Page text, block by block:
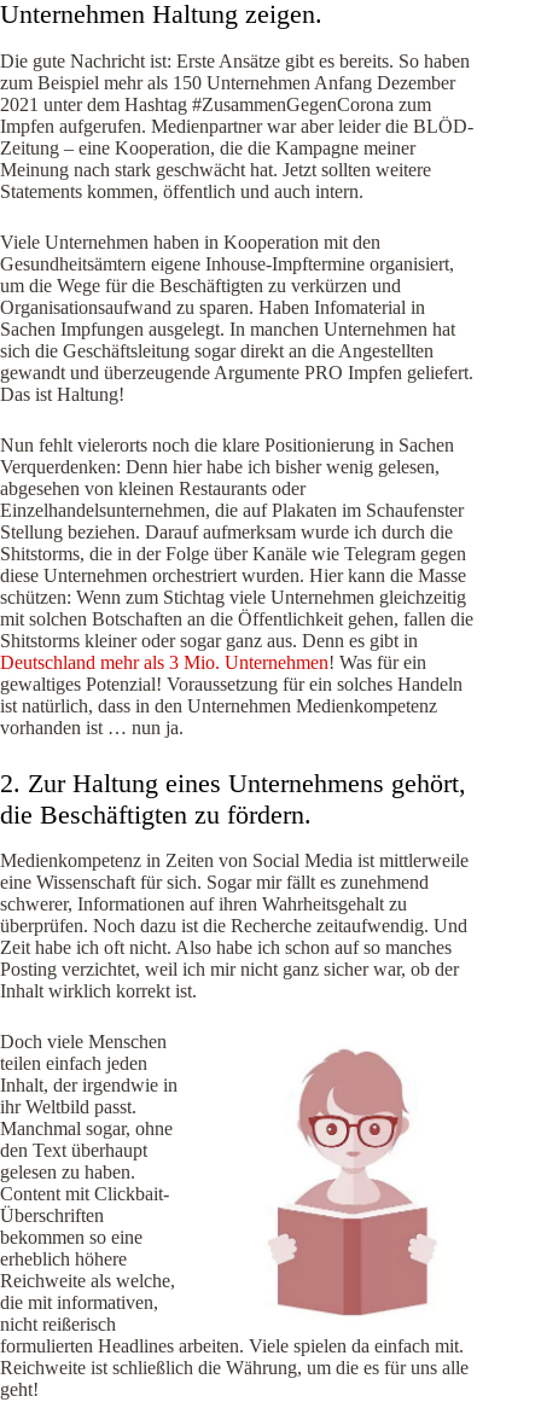
Unternehmen Haltung zeigen.
Die gute Nachricht ist: Erste Ansätze gibt es bereits. So haben
zum Beispiel mehr als 150 Unternehmen Anfang Dezember
2021 unter dem Hashtag #ZusammenGegenCorona zum
Impfen aufgerufen. Medienpartner war aber leider die BLÖD-
Zeitung – eine Kooperation, die die Kampagne meiner
Meinung nach stark geschwächt hat. Jetzt sollten weitere
Statements kommen, öffentlich und auch intern.
Viele Unternehmen haben in Kooperation mit den
Gesundheitsämtern eigene Inhouse-Impftermine organisiert,
um die Wege für die Beschäftigten zu verkürzen und
Organisationsaufwand zu sparen. Haben Infomaterial in
Sachen Impfungen ausgelegt. In manchen Unternehmen hat
sich die Geschäftsleitung sogar direkt an die Angestellten
gewandt und überzeugende Argumente PRO Impfen geliefert.
Das ist Haltung!
Nun fehlt vielerorts noch die klare Positionierung in Sachen
Verquerdenken: Denn hier habe ich bisher wenig gelesen,
abgesehen von kleinen Restaurants oder
Einzelhandelsunternehmen, die auf Plakaten im Schaufenster
Stellung beziehen. Darauf aufmerksam wurde ich durch die
Shitstorms, die in der Folge über Kanäle wie Telegram gegen
diese Unternehmen orchestriert wurden. Hier kann die Masse
schützen: Wenn zum Stichtag viele Unternehmen gleichzeitig
mit solchen Botschaften an die Öffentlichkeit gehen, fallen die
Shitstorms kleiner oder sogar ganz aus. Denn es gibt in
Deutschland mehr als 3 Mio. Unternehmen! Was für ein
gewaltiges Potenzial! Voraussetzung für ein solches Handeln
ist natürlich, dass in den Unternehmen Medienkompetenz
vorhanden ist … nun ja.
2. Zur Haltung eines Unternehmens gehört,
die Beschäftigten zu fördern.
Medienkompetenz in Zeiten von Social Media ist mittlerweile
eine Wissenschaft für sich. Sogar mir fällt es zunehmend
schwerer, Informationen auf ihren Wahrheitsgehalt zu
überprüfen. Noch dazu ist die Recherche zeitaufwendig. Und
Zeit habe ich oft nicht. Also habe ich schon auf so manches
Posting verzichtet, weil ich mir nicht ganz sicher war, ob der
Inhalt wirklich korrekt ist.
Doch viele Menschen
teilen einfach jeden
Inhalt, der irgendwie in
ihr Weltbild passt.
Manchmal sogar, ohne
den Text überhaupt
gelesen zu haben.
Content mit Clickbait-
Überschriften
bekommen so eine
erheblich höhere
Reichweite als welche,
die mit informativen,
nicht reißerisch
formulierten Headlines arbeiten. Viele spielen da einfach mit.
Reichweite ist schließlich die Währung, um die es für uns alle
geht!